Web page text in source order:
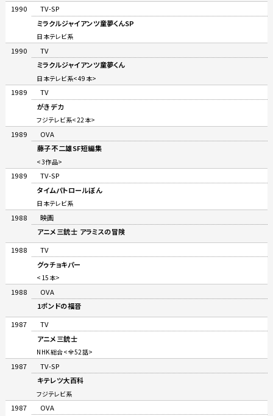
1990
TV-SP
ミラクルジャイアンツ童夢くんSP
日本テレビ系
1990
TV
ミラクルジャイアンツ童夢くん
日本テレビ系<49本>
1989
TV
がきデカ
フジテレビ系<22本>
1989
OVA
藤子不二雄SF短編集
<3作品>
1989
TV-SP
タイムパトロールぼん
日本テレビ系
1988
映画
アニメ三銃士 アラミスの冒険
1988
TV
グゥチョキパー
<15本>
1988
OVA
1ポンドの福音
1987
TV
アニメ三銃士
NHK総合<全52話>
1987
TV-SP
キテレツ大百科
フジテレビ系
1987
OVA